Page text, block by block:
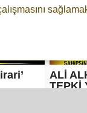
ALİ
TEPKİ